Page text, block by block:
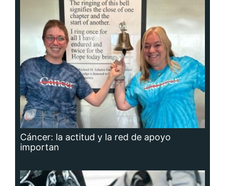
Cáncer: la actitud y la red de apoyo
importan